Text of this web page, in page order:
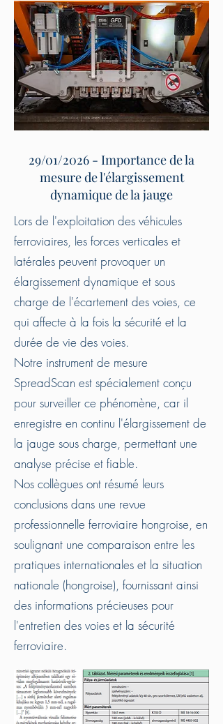
29/01/2026 - Importance de la
mesure de l'élargissement
dynamique de la jauge
Lors de l'exploitation des véhicules
ferroviaires, les forces verticales et
latérales peuvent provoquer un
élargissement dynamique et sous
charge de l'écartement des voies, ce
qui affecte à la fois la sécurité et la
durée de vie des voies.
Notre instrument de mesure
SpreadScan est spécialement conçu
pour surveiller ce phénomène, car il
enregistre en continu l'élargissement de
la jauge sous charge, permettant une
analyse précise et fiable.
Nos collègues ont résumé leurs
conclusions dans une revue
professionnelle ferroviaire hongroise, en
soulignant une comparaison entre les
pratiques internationales et la situation
nationale (hongroise), fournissant ainsi
des informations précieuses pour
l'entretien des voies et la sécurité
ferroviaire.